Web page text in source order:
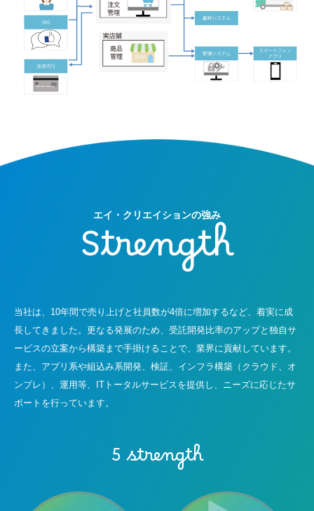
エイ・クリエイションの強み
Strength
当社は、10年間で売り上げと社員数が4倍に増加するなど、着実に成
長してきました。更なる発展のため、受託開発比率のアップと独自サ
ービスの立案から構築まで手掛けることで、業界に貢献しています。
また、アプリ系や組込み系開発、検証、インフラ構築（クラウド、オ
ンプレ）、運用等、ITトータルサービスを提供し、ニーズに応じたサ
ポートを行っています。
5 strength